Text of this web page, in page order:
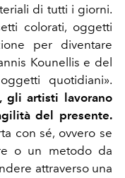
di tutti i giorni.
colorati, oggetti
per diventare
Kounellis e del
quotidiani».
gli artisti lavorano
del presente.
con sé, ovvero se
o un metodo da
attraverso una